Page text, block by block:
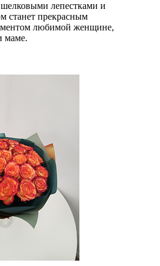
лепестками и
станет прекрасным
любимой женщине,
маме.